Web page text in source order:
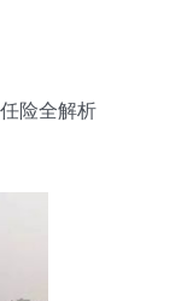
险全解析